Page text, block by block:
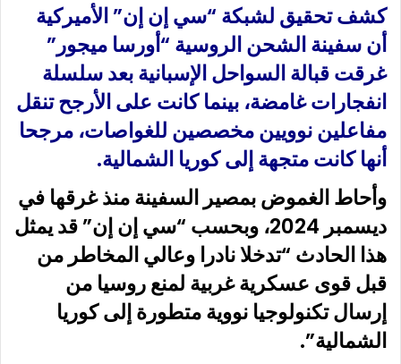
ا
كشف تحقيق لشبكة “سي إن إن” الأميركية
أن سفينة الشحن الروسية “أورسا ميجور”
غرقت قبالة السواحل الإسبانية بعد سلسلة
انفجارات غامضة، بينما كانت على الأرجح تنقل
مفاعلين نوويين مخصصين للغواصات، مرجحا
أنها كانت متجهة إلى كوريا الشمالية.
وأحاط الغموض بمصير السفينة منذ غرقها في
ديسمبر 2024، وبحسب “سي إن إن” قد يمثل
هذا الحادث “تدخلا نادرا وعالي المخاطر من
قبل قوى عسكرية غربية لمنع روسيا من
إرسال تكنولوجيا نووية متطورة إلى كوريا
الشمالية”.